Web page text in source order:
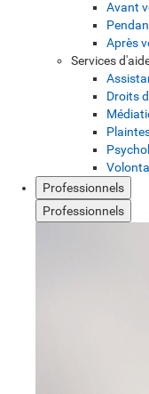
Avant
Après
Services
Droits
Professionnels
Professionnels